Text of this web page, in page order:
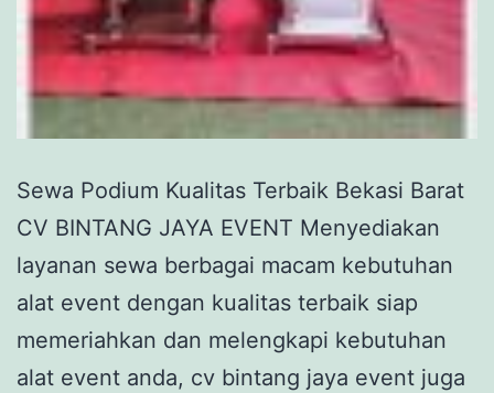
Sewa Podium Kualitas Terbaik Bekasi Barat
CV BINTANG JAYA EVENT Menyediakan
layanan sewa berbagai macam kebutuhan
alat event dengan kualitas terbaik siap
memeriahkan dan melengkapi kebutuhan
alat event anda, cv bintang jaya event juga